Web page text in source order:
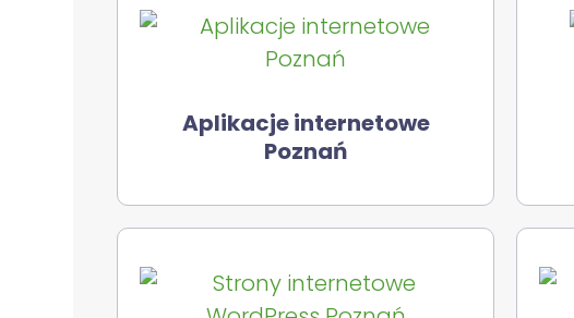
Aplikacje internetowe
Poznań